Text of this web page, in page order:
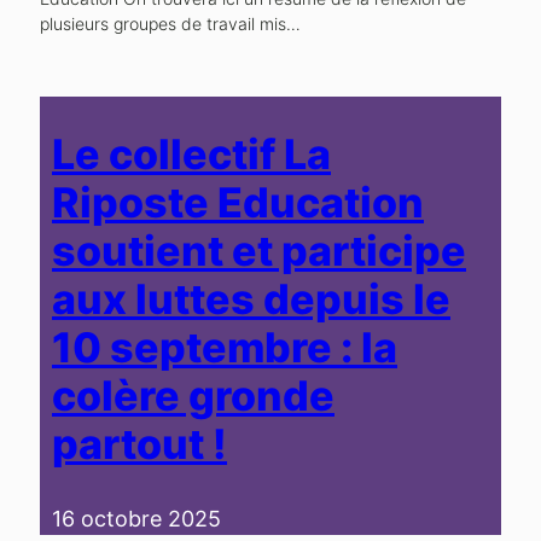
plusieurs groupes de travail mis…
Le collectif La
Riposte Education
soutient et participe
aux luttes depuis le
10 septembre : la
colère gronde
partout !
16 octobre 2025